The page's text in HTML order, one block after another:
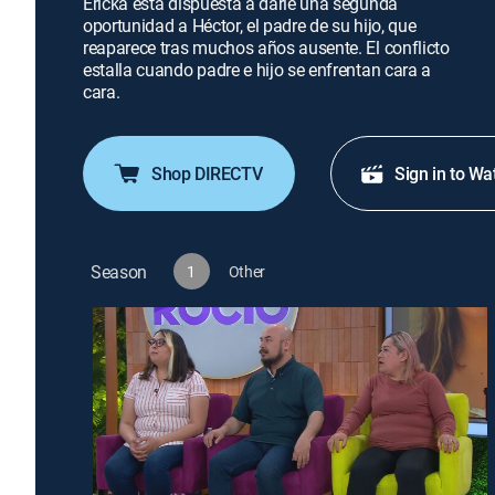
oportunidad a Héctor, el padre de su hijo, que
reaparece tras muchos años ausente. El conflicto
estalla cuando padre e hijo se enfrentan cara a
cara.
Shop DIRECTV Sign in to
Season 1 Other